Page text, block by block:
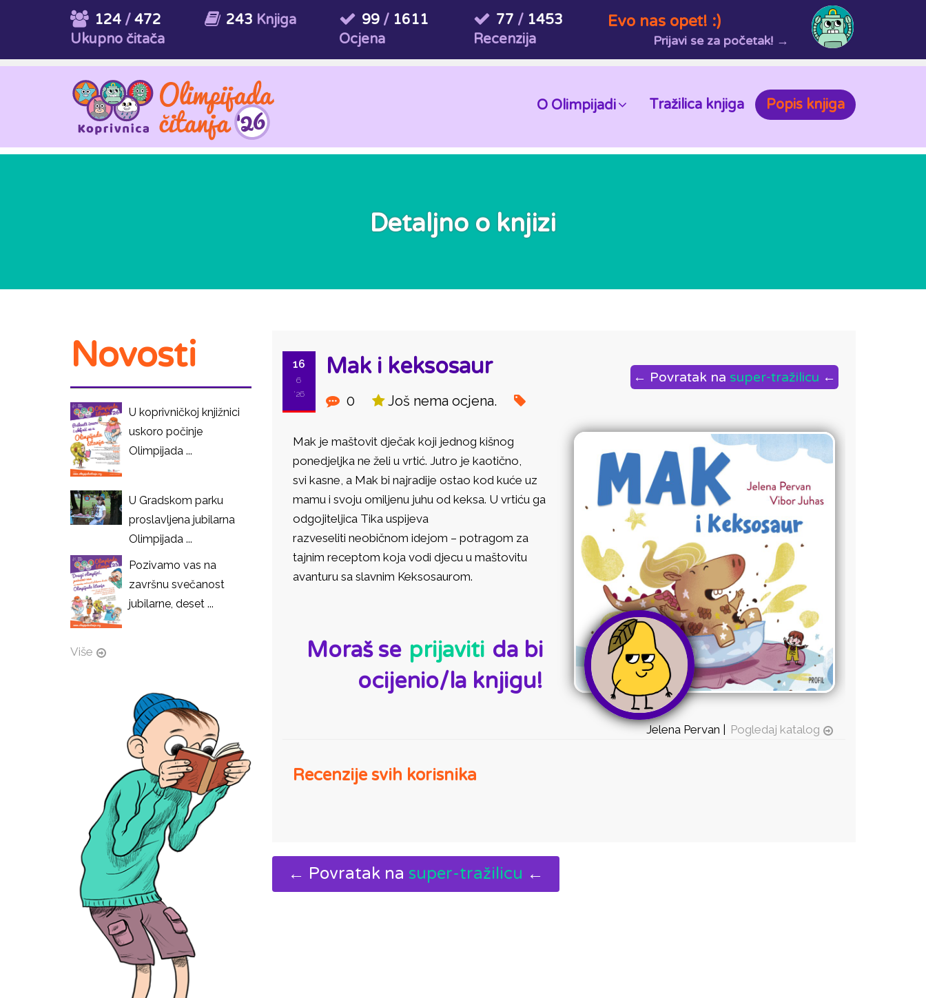
124/ 472
Ukupno čitača
243 Knjiga 99/ 1611
Ocjena
77 / 1453
Recenzija
Evo nas opet! :)
Prijavi se za početak! →
O Olimpijadi Tražilica knjiga Popis knjiga
Detaljno o knjizi
16
6
'26
Mak i keksosaur
0 Još nema ocjena.
← Povratak na super-tražilicu ←
Makje maštovit dječak koji jednog kišnog
ponedjeljka ne želi u vrtić. Jutro je kaotično,
svi kasne, a Makbi najradije ostao kod kuće uz
mamu i svoju omiljenu juhu od keksa. U vrtiću ga
odgojiteljica Tika uspijeva
razveseliti neobičnom idejom – potragom za
tajnim receptom koja vodi djecu u maštovitu
avanturu sa slavnim Keksosaurom.
Moraš se prijaviti da bi
ocijenio/la knjigu!
Jelena Pervan | Pogledaj katalog
Recenzije svih korisnika
← Povratak na super-tražilicu ←
Novosti
U koprivničkoj knjižnici
uskoro počinje
Olimpijada ...
U Gradskom parku
proslavljena jubilarna
Olimpijada ...
Pozivamo vas na
završnu svečanost
jubilarne, deset ...
Više